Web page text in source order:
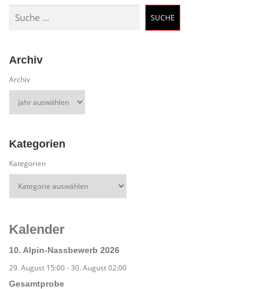
SUCHE
Archiv
Archiv
Kategorien
Kategorien
Kalender
10. Alpin-Nassbewerb 2026
29. August 15:00-30. August 02:00
Gesamtprobe